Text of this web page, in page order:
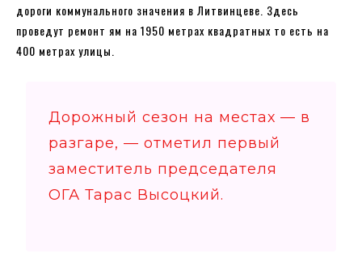
дороги коммунального значения в Литвинцеве. Здесь
проведут ремонт ям на 1950 метрах квадратных то есть на
400 метрах улицы.
Дорожный сезон на местах — в
разгаре, — отметил первый
заместитель председателя
ОГА Тарас Высоцкий.